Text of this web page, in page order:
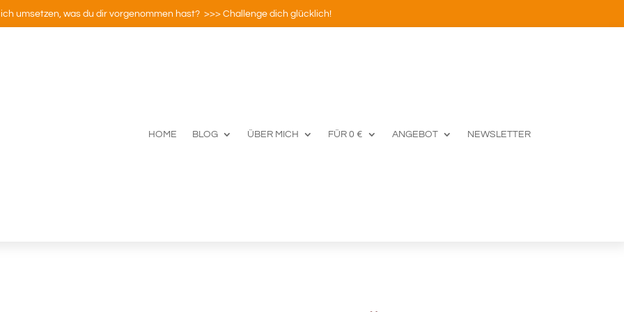
umsetzen, was du dir vorgenommen hast? >>> Challenge dich glücklich!
HOME BLOG ÜBER MICH FÜR 0 € ANGEBOT NEWSLETTER